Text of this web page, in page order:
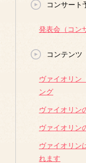
コンサート
発表会（コン
コンテンツ
ヴァイオリン
ング
ヴァイオリン
ヴァイオリン
ヴァイオリン
れます